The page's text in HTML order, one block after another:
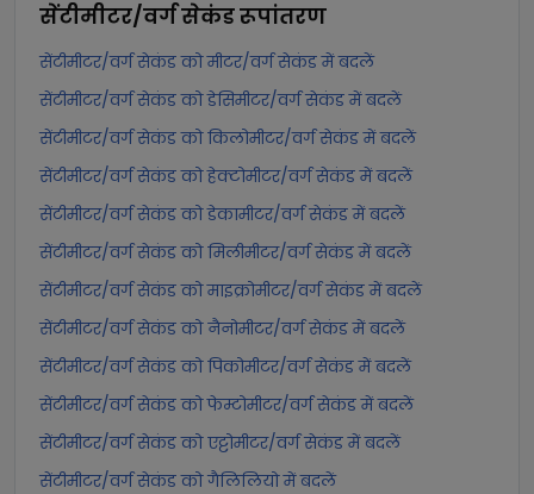
सेंटीमीटर/वर्ग सेकंडरूपांतरण
सेंटीमीटर/वर्ग सेकंड को मीटर/वर्ग सेकंड में बदलें
सेंटीमीटर/वर्ग सेकंड को डेसिमीटर/वर्ग सेकंड में बदलें
सेंटीमीटर/वर्ग सेकंड को किलोमीटर/वर्ग सेकंड में बदलें
सेंटीमीटर/वर्ग सेकंड को हेक्टोमीटर/वर्ग सेकंड में बदलें
सेंटीमीटर/वर्ग सेकंड को डेकामीटर/वर्ग सेकंड में बदलें
सेंटीमीटर/वर्ग सेकंड को मिलीमीटर/वर्ग सेकंड में बदलें
सेंटीमीटर/वर्ग सेकंड को माइक्रोमीटर/वर्ग सेकंड में बदलें
सेंटीमीटर/वर्ग सेकंड को नैनोमीटर/वर्ग सेकंड में बदलें
सेंटीमीटर/वर्ग सेकंड को पिकोमीटर/वर्ग सेकंड में बदलें
सेंटीमीटर/वर्ग सेकंड को फेम्टोमीटर/वर्ग सेकंड में बदलें
सेंटीमीटर/वर्ग सेकंड को एट्टोमीटर/वर्ग सेकंड में बदलें
सेंटीमीटर/वर्ग सेकंड को गैलिलियो में बदलें